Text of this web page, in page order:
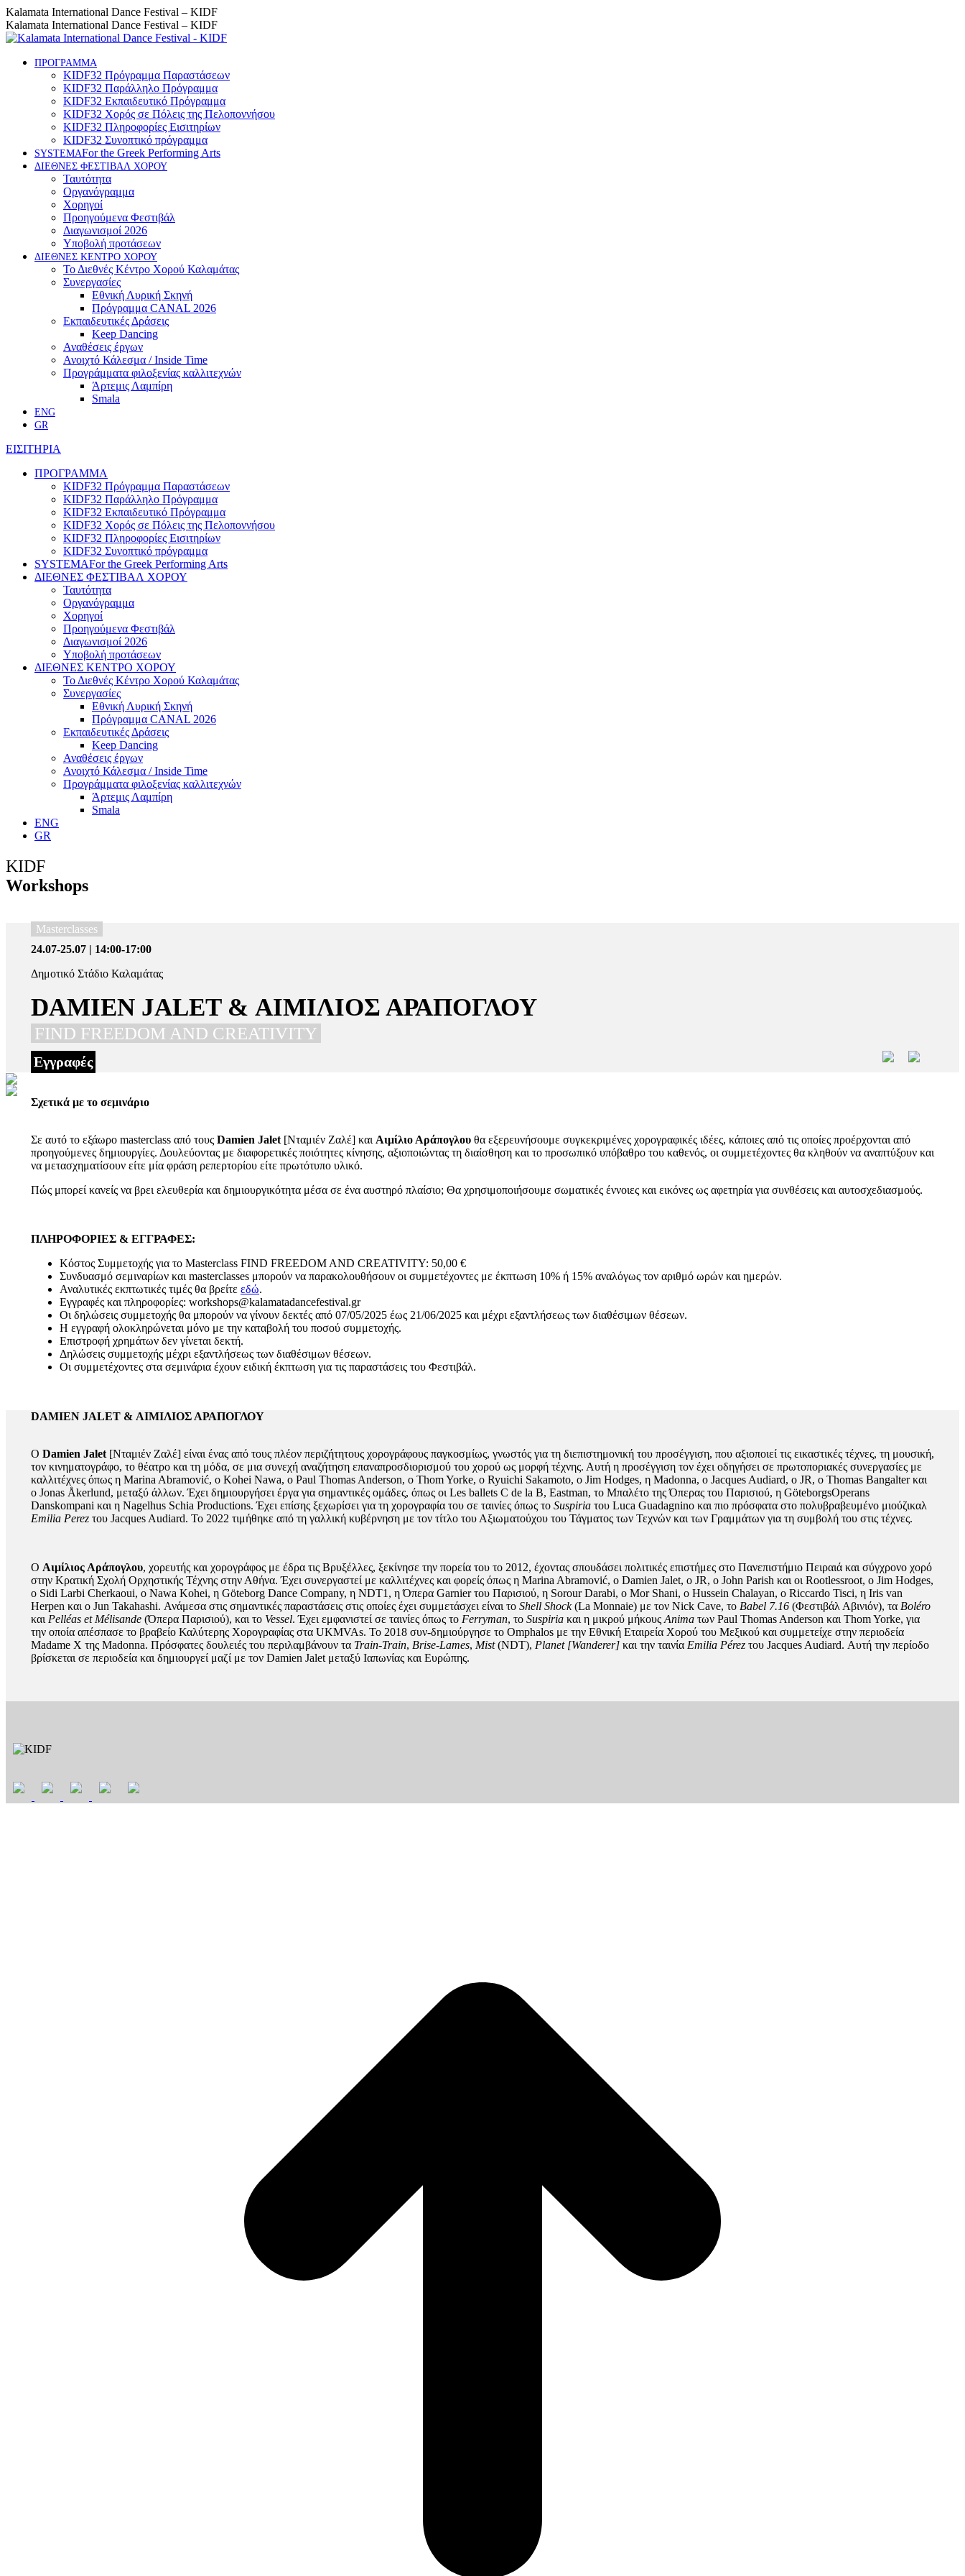
Skip
to
content
Instagram
page
opens
new
Facebook
page
opens
new
YouTube
page
opens
new
Kalamata International Dance Festival – KIDF
Kalamata International Dance Festival – KIDF
ΠΡΟΓΡΑΜΜΑ
KIDF32 Πρόγραμμα Παραστάσεων
KIDF32 Παράλληλο Πρόγραμμα
KIDF32 Εκπαιδευτικό Πρόγραμμα
KIDF32 Χορός σε Πόλεις της Πελοποννήσου
KIDF32 Πληροφορίες Εισιτηρίων
KIDF32 Συνοπτικό πρόγραμμα
SYSTEMAFor the Greek Performing Arts
ΔΙΕΘΝΕΣ ΦΕΣΤΙΒΑΛ ΧΟΡΟΥ
Ταυτότητα
Οργανόγραμμα
Χορηγοί
Προηγούμενα Φεστιβάλ
Διαγωνισμοί 2026
Υποβολή προτάσεων
ΔΙΕΘΝΕΣ ΚΕΝΤΡΟ ΧΟΡΟΥ
Το Διεθνές Κέντρο Χορού Καλαμάτας
Συνεργασίες
Εθνική Λυρική Σκηνή
Πρόγραμμα CANAL 2026
Εκπαιδευτικές Δράσεις
Keep Dancing
Αναθέσεις έργων
Ανοιχτό Κάλεσμα / Inside Time
Προγράμματα φιλοξενίας καλλιτεχνών
Άρτεμις Λαμπίρη
Smala
ENG
GR
ΕΙΣΙΤΗΡΙΑ
ΠΡΟΓΡΑΜΜΑ
KIDF32 Πρόγραμμα Παραστάσεων
KIDF32 Παράλληλο Πρόγραμμα
KIDF32 Εκπαιδευτικό Πρόγραμμα
KIDF32 Χορός σε Πόλεις της Πελοποννήσου
KIDF32 Πληροφορίες Εισιτηρίων
KIDF32 Συνοπτικό πρόγραμμα
SYSTEMAFor the Greek Performing Arts
ΔΙΕΘΝΕΣ ΦΕΣΤΙΒΑΛ ΧΟΡΟΥ
Ταυτότητα
Οργανόγραμμα
Χορηγοί
Προηγούμενα Φεστιβάλ
Διαγωνισμοί 2026
Υποβολή προτάσεων
ΔΙΕΘΝΕΣ ΚΕΝΤΡΟ ΧΟΡΟΥ
Το Διεθνές Κέντρο Χορού Καλαμάτας
Συνεργασίες
Εθνική Λυρική Σκηνή
Πρόγραμμα CANAL 2026
Εκπαιδευτικές Δράσεις
Keep Dancing
Αναθέσεις έργων
Ανοιχτό Κάλεσμα / Inside Time
Προγράμματα φιλοξενίας καλλιτεχνών
Άρτεμις Λαμπίρη
Smala
ENG
GR
KIDF
Workshops
Masterclasses
24.07-25.07 | 14:00-17:00
Δημοτικό Στάδιο Καλαμάτας
DAMIEN JALET & ΑΙΜΙΛΙΟΣ ΑΡΑΠΟΓΛΟΥ
FIND FREEDOM AND CREATIVITY
Εγγραφές
Σχετικά με το σεμινάριο
Σε αυτό το εξάωρο masterclass από τους Damien Jalet [Νταμιέν Ζαλέ] και Αιμίλιο Αράπογλου θα εξερευνήσουμε συγκεκριμένες χορογραφικές ιδέες, κάποιες από τις οποίες προέρχονται από
προηγούμενες δημιουργίες. Δουλεύοντας με διαφορετικές ποιότητες κίνησης, αξιοποιώντας τη διαίσθηση και το προσωπικό υπόβαθρο του καθενός, οι συμμετέχοντες θα κληθούν να αναπτύξουν και
να μετασχηματίσουν είτε μία φράση ρεπερτορίου είτε πρωτότυπο υλικό.
Πώς μπορεί κανείς να βρει ελευθερία και δημιουργικότητα μέσα σε ένα αυστηρό πλαίσιο; Θα χρησιμοποιήσουμε σωματικές έννοιες και εικόνες ως αφετηρία για συνθέσεις και αυτοσχεδιασμούς.
ΠΛΗΡΟΦΟΡΙΕΣ & ΕΓΓΡΑΦΕΣ:
Κόστος Συμμετοχής για το Masterclass FIND FREEDOM AND CREATIVITY: 50,00 €
Συνδυασμό σεμιναρίων και masterclasses μπορούν να παρακολουθήσουν οι συμμετέχοντες με έκπτωση 10% ή 15% αναλόγως τον αριθμό ωρών και ημερών.
Αναλυτικές εκπτωτικές τιμές θα βρείτε εδώ.
Εγγραφές και πληροφορίες: workshops@kalamatadancefestival.gr
Οι δηλώσεις συμμετοχής θα μπορούν να γίνουν δεκτές από 07/05/2025 έως 21/06/2025 και μέχρι εξαντλήσεως των διαθέσιμων θέσεων.
Η εγγραφή ολοκληρώνεται μόνο με την καταβολή του ποσού συμμετοχής.
Επιστροφή χρημάτων δεν γίνεται δεκτή.
Δηλώσεις συμμετοχής μέχρι εξαντλήσεως των διαθέσιμων θέσεων.
Οι συμμετέχοντες στα σεμινάρια έχουν ειδική έκπτωση για τις παραστάσεις του Φεστιβάλ.
DAMIEN JALET & ΑΙΜΙΛΙΟΣ ΑΡΑΠΟΓΛΟΥ
Ο Damien Jalet [Νταμιέν Ζαλέ] είναι ένας από τους πλέον περιζήτητους χορογράφους παγκοσμίως, γνωστός για τη διεπιστημονική του προσέγγιση, που αξιοποιεί τις εικαστικές τέχνες, τη μουσική,
τον κινηματογράφο, το θέατρο και τη μόδα, σε μια συνεχή αναζήτηση επαναπροσδιορισμού του χορού ως μορφή τέχνης. Αυτή η προσέγγιση τον έχει οδηγήσει σε πρωτοποριακές συνεργασίες με
καλλιτέχνες όπως η Marina Abramović, ο Kohei Nawa, ο Paul Thomas Anderson, ο Thom Yorke, ο Ryuichi Sakamoto, ο Jim Hodges, η Madonna, ο Jacques Audiard, ο JR, ο Thomas Bangalter και
ο Jonas Åkerlund, μεταξύ άλλων. Έχει δημιουργήσει έργα για σημαντικές ομάδες, όπως οι Les ballets C de la B, Eastman, το Μπαλέτο της Όπερας του Παρισιού, η GöteborgsOperans
Danskompani και η Nagelhus Schia Productions. Έχει επίσης ξεχωρίσει για τη χορογραφία του σε ταινίες όπως το Suspiria του Luca Guadagnino και πιο πρόσφατα στο πολυβραβευμένο μιούζικαλ
Emilia Perez του Jacques Audiard. Το 2022 τιμήθηκε από τη γαλλική κυβέρνηση με τον τίτλο του Αξιωματούχου του Τάγματος των Τεχνών και των Γραμμάτων για τη συμβολή του στις τέχνες.
Ο Αιμίλιος Αράπογλου, χορευτής και χορογράφος με έδρα τις Βρυξέλλες, ξεκίνησε την πορεία του το 2012, έχοντας σπουδάσει πολιτικές επιστήμες στο Πανεπιστήμιο Πειραιά και σύγχρονο χορό
στην Κρατική Σχολή Ορχηστικής Τέχνης στην Αθήνα. Έχει συνεργαστεί με καλλιτέχνες και φορείς όπως η Marina Abramović, ο Damien Jalet, ο JR, ο John Parish και οι Rootlessroot, ο Jim Hodges,
ο Sidi Larbi Cherkaoui, ο Nawa Kohei, η Göteborg Dance Company, η NDT1, η Όπερα Garnier του Παρισιού, η Sorour Darabi, ο Mor Shani, ο Hussein Chalayan, ο Riccardo Tisci, η Iris van
Herpen και ο Jun Takahashi. Ανάμεσα στις σημαντικές παραστάσεις στις οποίες έχει συμμετάσχει είναι το Shell Shock(La Monnaie) με τον Nick Cave, το Babel 7.16 (Φεστιβάλ Αβινιόν), τα Boléro
και Pelléas et Mélisande (Όπερα Παρισιού), και το Vessel. Έχει εμφανιστεί σε ταινίες όπως το Ferryman, το Suspiria και η μικρού μήκους Anima των Paul Thomas Anderson και Thom Yorke, για
την οποία απέσπασε το βραβείο Καλύτερης Χορογραφίας στα UKMVAs. Το 2018 συν-δημιούργησε το Omphalos με την Εθνική Εταιρεία Χορού του Μεξικού και συμμετείχε στην περιοδεία
Madame X της Madonna. Πρόσφατες δουλειές του περιλαμβάνουν τα Train-Train, Brise-Lames, Mist(NDT), Planet [Wanderer] και την ταινία Emilia Pérez του Jacques Audiard. Αυτή την περίοδο
βρίσκεται σε περιοδεία και δημιουργεί μαζί με τον Damien Jalet μεταξύ Ιαπωνίας και Ευρώπης.